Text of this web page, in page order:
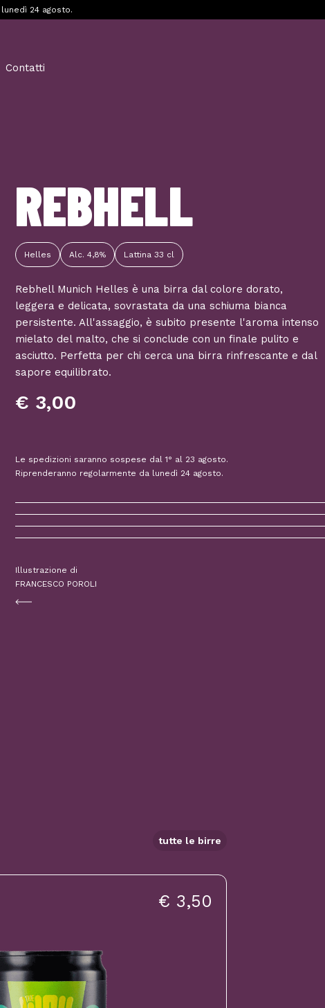
24 agosto.
Contatti
REBHELL
Helles Alc. 4,8% Lattina 33 cl
Rebhell Munich Helles è una birra dal colore dorato,
leggera e delicata, sovrastata da una schiuma bianca
persistente. All'assaggio, è subito presente l'aroma intenso
mielato del malto, che si conclude con un finale pulito e
asciutto. Perfetta per chi cerca una birra rinfrescante e dal
sapore equilibrato.
€ 3,00
Le spedizioni saranno sospese dal 1° al 23 agosto.
Riprenderanno regolarmente da lunedì 24 agosto.
Illustrazione di
FRANCESCO POROLI
tutte le birre
€ 3,50